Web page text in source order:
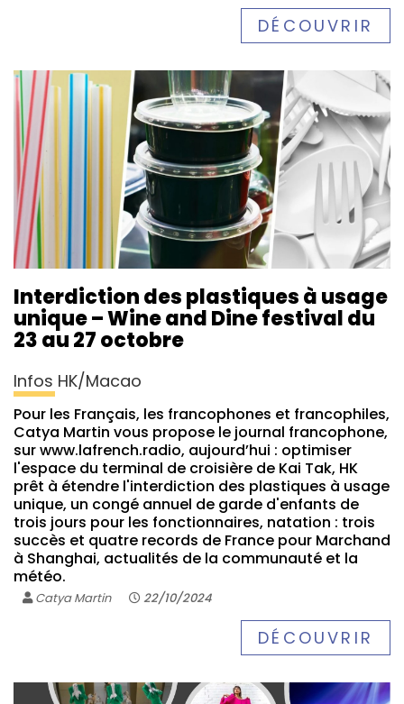
DÉCOUVRIR
Interdiction des plastiques à usage
unique – Wine and Dine festival du
23 au 27 octobre
Infos HK/Macao
Pour les Français, les francophones et francophiles,
Catya Martin vous propose le journal francophone,
sur www.lafrench.radio, aujourd’hui : optimiser
l'espace du terminal de croisière de Kai Tak, HK
prêt à étendre l'interdiction des plastiques à usage
unique, un congé annuel de garde d'enfants de
trois jours pour les fonctionnaires, natation : trois
succès et quatre records de France pour Marchand
à Shanghai, actualités de la communauté et la
météo.
Catya Martin 22/10/2024
DÉCOUVRIR